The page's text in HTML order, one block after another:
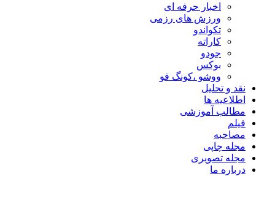
اخبار حرفه ای
ورزش های رزمی
تکواندو
کاراته
جودو
بوکس
ووشو ،کونگ فو
نقد و تحلیل
اطلاعیه ها
مطالب آموزشی
فیلم
مصاحبه
مجله چاپی
مجله تصویری
درباره ما